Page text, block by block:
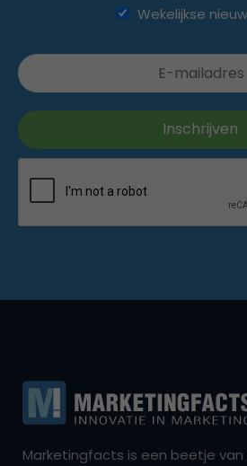
Wekelijkse
Marketingfacts is een beetje van